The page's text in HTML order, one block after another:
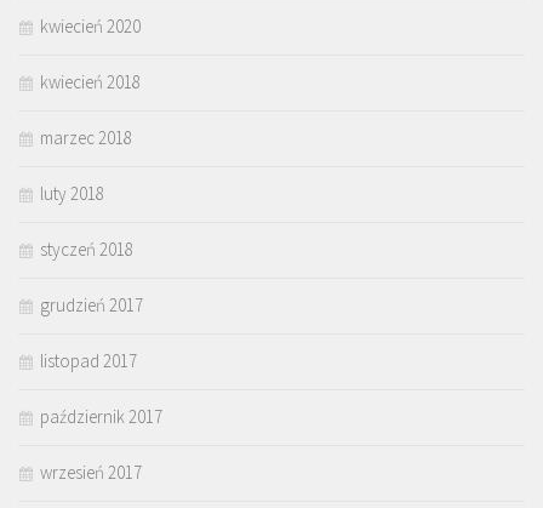
kwiecień 2020
kwiecień 2018
marzec 2018
luty 2018
styczeń 2018
grudzień 2017
listopad 2017
październik 2017
wrzesień 2017